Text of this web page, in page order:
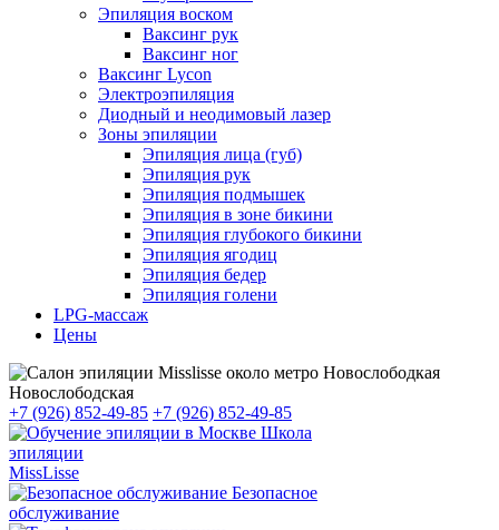
Эпиляция воском
Ваксинг рук
Ваксинг ног
Ваксинг Lycon
Электроэпиляция
Диодный и неодимовый лазер
Зоны эпиляции
Эпиляция лица (губ)
Эпиляция рук
Эпиляция подмышек
Эпиляция в зоне бикини
Эпиляция глубокого бикини
Эпиляция ягодиц
Эпиляция бедер
Эпиляция голени
LPG-массаж
Цены
Новослободская
+7 (926) 852-49-85 +7 (926) 852-49-85
Школа
эпиляции
MissLisse
Безопасное
обслуживание